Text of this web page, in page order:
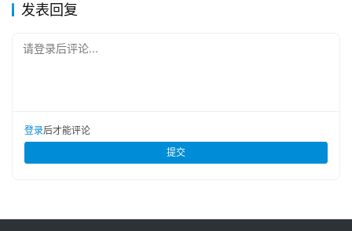
发表回复
请登录后评论...
登录后才能评论
提交